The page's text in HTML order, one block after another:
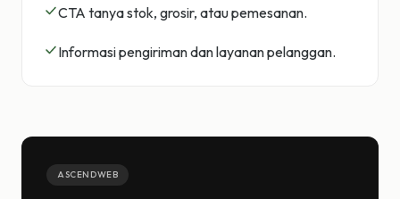
CTA tanya stok, grosir, atau pemesanan.
Informasi pengiriman dan layanan pelanggan.
ASCENDWEB